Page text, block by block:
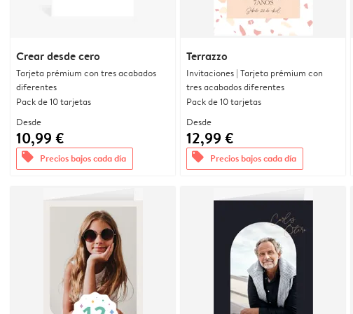
Crear desde cero
Tarjeta prémium con tres acabados
diferentes
Pack de 10 tarjetas
Desde
10,99 €
offers Precios bajos cada día
Terrazzo
Invitaciones | Tarjeta prémium con
tres acabados diferentes
Pack de 10 tarjetas
Desde
12,99 €
offers Precios bajos cada día